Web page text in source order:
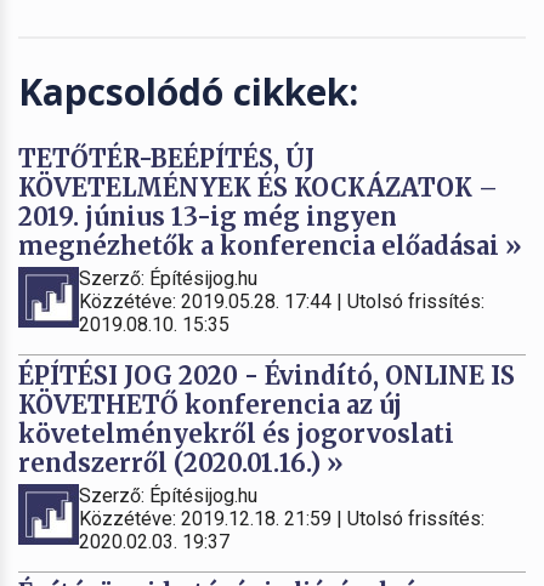
Kapcsolódó cikkek:
TETŐTÉR-BEÉPÍTÉS, ÚJ
KÖVETELMÉNYEK ÉS KOCKÁZATOK –
2019. június 13-ig még ingyen
megnézhetők a konferencia előadásai »
Szerző: Építésijog.hu
Közzétéve: 2019.05.28. 17:44 | Utolsó frissítés:
2019.08.10. 15:35
ÉPÍTÉSI JOG 2020 - Évindító, ONLINE IS
KÖVETHETŐ konferencia az új
követelményekről és jogorvoslati
rendszerről (2020.01.16.) »
Szerző: Építésijog.hu
Közzétéve: 2019.12.18. 21:59 | Utolsó frissítés:
2020.02.03. 19:37